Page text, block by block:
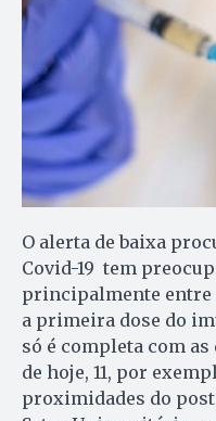
O alerta de baixa
Covid-19 tem
principalmente entre
a primeira dose do
só é completa com
de hoje, 11, por
proximidades do